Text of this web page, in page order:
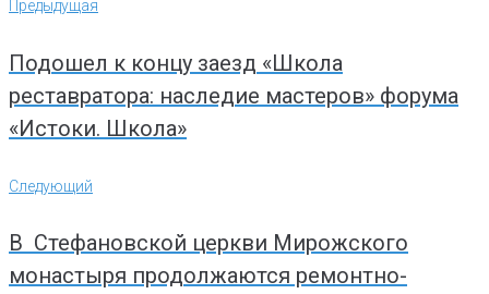
по
Предыдущая
Предыдущая
Подошел к концу заезд «Школа
реставратора: наследие мастеров» форума
«Истоки. Школа»
Следующий
Следующий
В Стефановской церкви Мирожского
монастыря продолжаются ремонтно-